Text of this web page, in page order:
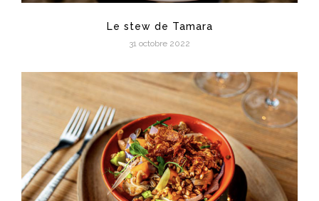
Le stew de Tamara
31 octobre 2022